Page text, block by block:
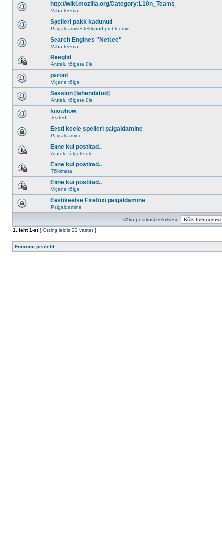
http://wiki.mozilla.org/Category:L10n_Teams
Vaba teema
Spelleri pakk kadunud
Paigaldamisel tekkinud probleemid
Search Engines "Neti.ee"
Vaba teema
Reeglid
Arutelu tõlgete üle
parool
Vigane tõlge
Session [lahendatud]
Arutelu tõlgete üle
knowhow
Teated
Eesti keele spelleri paigaldamine
Paigaldamine
Enne kui postitad..
Arutelu tõlgete üle
Enne kui postitad..
Tõlkimata
Enne kui postitad..
Vigane tõlge
Eestikeelse Firefoxi paigaldamine
Paigaldamine
Näita postitusi eelmisest:
1
. leht1-st[ Otsing leidis 22 vastet ]
Foorumi pealeht